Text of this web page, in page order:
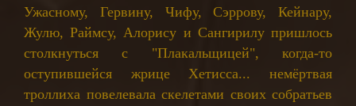
Ужасному, Гервину, Чифу, Сэррову, Кейнару,
Жулю, Раймсу, Алорису и Сангирилу пришлось
столкнуться с "Плакальщицей", когда-то
оступившейся жрице Хетисса... немёртвая
троллиха повелевала скелетами своих собратьев